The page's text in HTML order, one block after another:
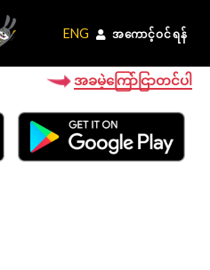
ENG အကောင့်ဝင်ရန်
ENG အကောင့်ဝင်ရန်
အခမဲ့ကြော်ငြာတင်ပါ